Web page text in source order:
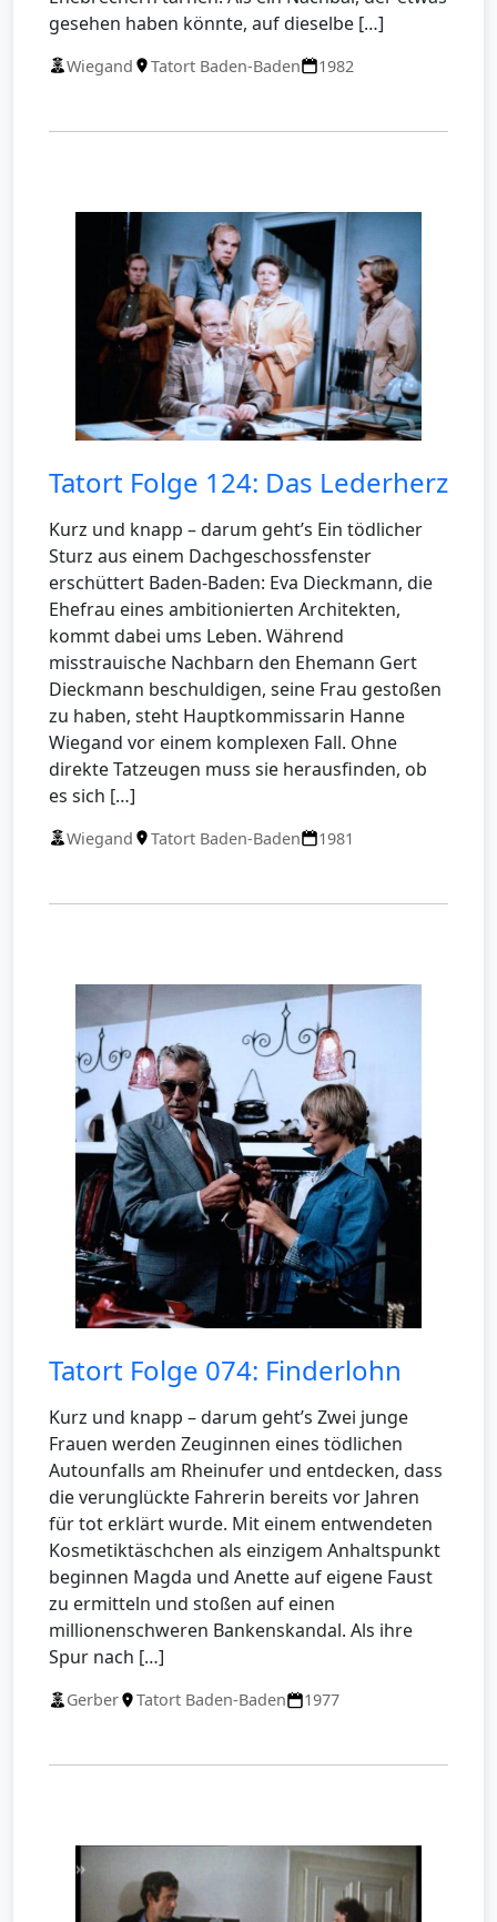
gesehen haben könnte, auf dieselbe […]
Wiegand Tatort Baden-Baden 1982
Tatort Folge 124: Das Lederherz
Kurz und knapp – darum geht’s Ein tödlicher
Sturz aus einem Dachgeschossfenster
erschüttert Baden-Baden: Eva Dieckmann, die
Ehefrau eines ambitionierten Architekten,
kommt dabei ums Leben. Während
misstrauische Nachbarn den Ehemann Gert
Dieckmann beschuldigen, seine Frau gestoßen
zu haben, steht Hauptkommissarin Hanne
Wiegand vor einem komplexen Fall. Ohne
direkte Tatzeugen muss sie herausfinden, ob
es sich […]
Wiegand Tatort Baden-Baden 1981
Tatort Folge 074: Finderlohn
Kurz und knapp – darum geht’s Zwei junge
Frauen werden Zeuginnen eines tödlichen
Autounfalls am Rheinufer und entdecken, dass
die verunglückte Fahrerin bereits vor Jahren
für tot erklärt wurde. Mit einem entwendeten
Kosmetiktäschchen als einzigem Anhaltspunkt
beginnen Magda und Anette auf eigene Faust
zu ermitteln und stoßen auf einen
millionenschweren Bankenskandal. Als ihre
Spur nach […]
Gerber Tatort Baden-Baden 1977